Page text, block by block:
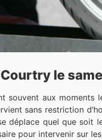
le
souvent aux
sans restriction
déplace quel que soit
pour intervenir sur